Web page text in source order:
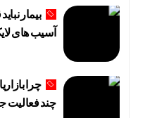
بیمار
آسیب های
چرا
چند فعالیت